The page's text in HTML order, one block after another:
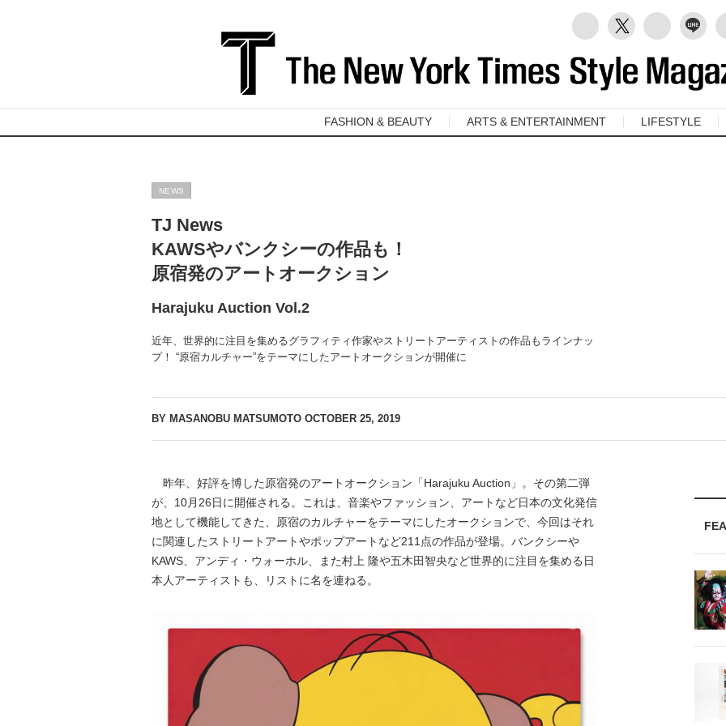
FASHION & BEAUTY ARTS & ENTERTAINMENT LIFESTYLE
NEWS
TJ News
KAWSやバンクシーの作品も！
原宿発のアートオークション
Harajuku Auction Vol.2
近年、世界的に注目を集めるグラフィティ作家やストリートアーティストの作品もラインナッ
プ！ “原宿カルチャー”をテーマにしたアートオークションが開催に
BY MASANOBU MATSUMOTO OCTOBER 25, 2019
昨年、好評を博した原宿発のアートオークション「Harajuku Auction」。その第二弾
が、10月26日に開催される。これは、音楽やファッション、アートなど日本の文化発信
地として機能してきた、原宿のカルチャーをテーマにしたオークションで、今回はそれ
に関連したストリートアートやポップアートなど211点の作品が登場。バンクシーや
KAWS、アンディ・ウォーホル、また村上 隆や五木田智央など世界的に注目を集める日
本人アーティストも、リストに名を連ねる。